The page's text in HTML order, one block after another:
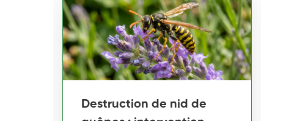
Destruction de nid de